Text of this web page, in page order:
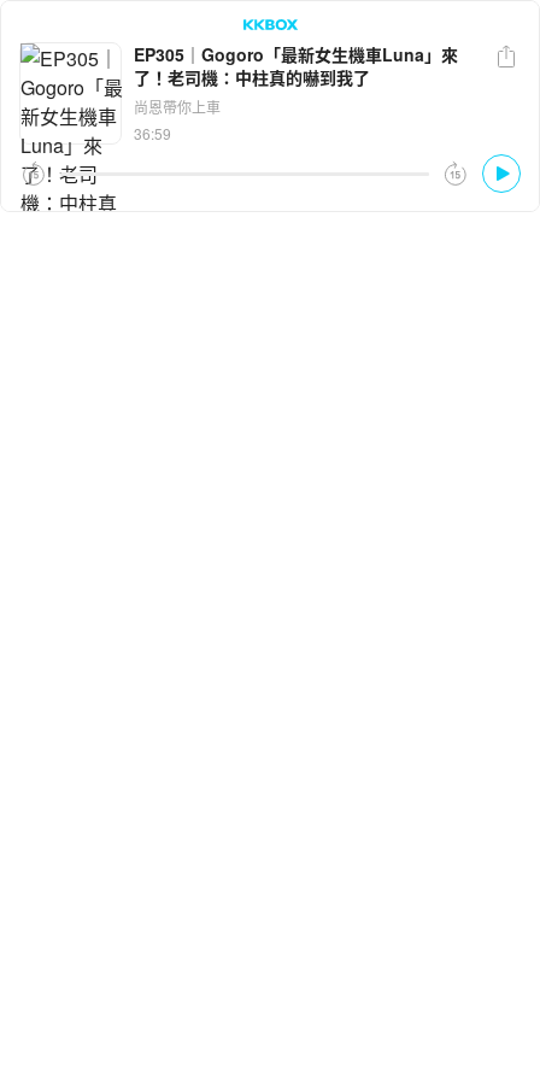
EP305｜Gogoro「最新女生機車Luna」來
了！老司機：中柱真的嚇到我了
尚恩帶你上車
36:59
LINE